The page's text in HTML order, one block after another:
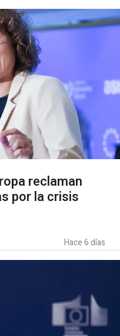
reclaman
por la crisis
Hace 6 días